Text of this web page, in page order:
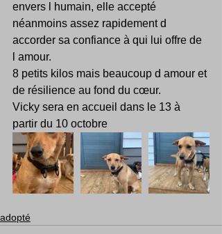
envers l humain, elle accepté
néanmoins assez rapidement d
accorder sa confiance à qui lui offre de
l amour.
8 petits kilos mais beaucoup d amour et
de résilience au fond du cœur.
Vicky sera en accueil dans le 13 à
partir du 10 octobre
adopté